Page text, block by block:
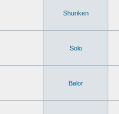
Shuriken
Solo
Balor